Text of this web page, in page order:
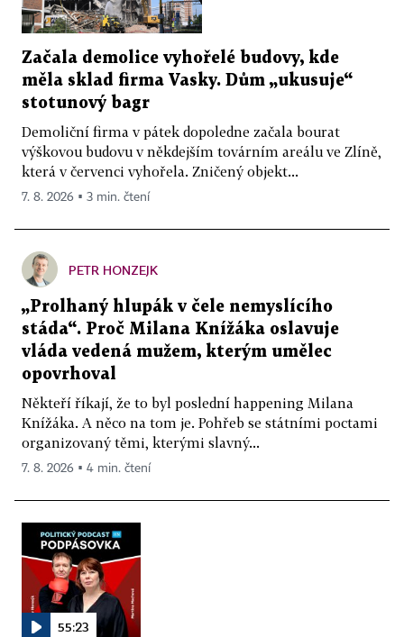
Začala demolice vyhořelé budovy, kde
měla sklad firma Vasky. Dům „ukusuje“
stotunový bagr
Demoliční firma v pátek dopoledne začala bourat
výškovou budovu v někdejším továrním areálu ve Zlíně,
která v červenci vyhořela. Zničený objekt...
7. 8. 2026 ▪ 3 min. čtení
PETR HONZEJK
„Prolhaný hlupák v čele nemyslícího
stáda“. Proč Milana Knížáka oslavuje
vláda vedená mužem, kterým umělec
opovrhoval
Někteří říkají, že to byl poslední happening Milana
Knížáka. A něco na tom je. Pohřeb se státními poctami
organizovaný těmi, kterými slavný...
7. 8. 2026 ▪ 4 min. čtení
55:23